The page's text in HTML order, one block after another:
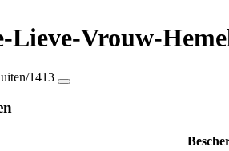
Lieve-Vrouw-
1413